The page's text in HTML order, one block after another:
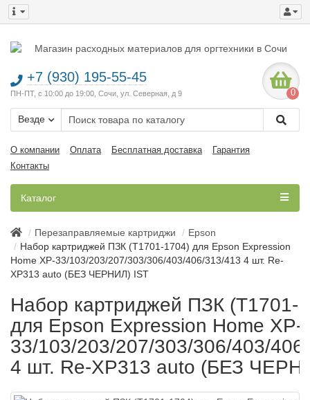
+7 (930) 195-55-45
ПН-ПТ, с 10:00 до 19:00, Сочи, ул. Северная, д 9 0
Везде
О компании Оплата Бесплатная доставка
Гарантия
Контакты
Каталог
Перезаправляемые картриджи
Epson
Набор картриджей ПЗК (T1701-1704) для Epson Expression
Home XP-33/103/203/207/303/306/403/406/313/413 4 шт. Re-
XP313 auto (БЕЗ ЧЕРНИЛ) IST
Набор картриджей ПЗК (T1701-
для Epson Expression Home XP-
33/103/203/207/303/306/403/
4 шт. Re-XP313 auto (БЕЗ